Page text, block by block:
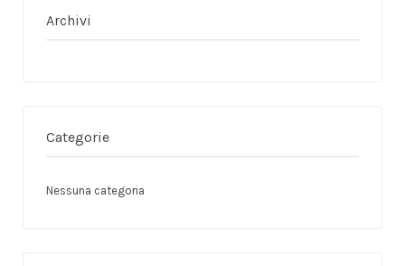
Archivi
Categorie
Nessuna categoria